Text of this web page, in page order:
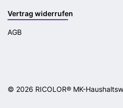
Vertrag widerrufen
AGB
© 2026 RICOLOR® MK-